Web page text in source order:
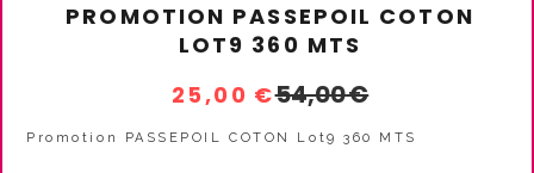
PROMOTION PASSEPOIL COTON
LOT9 360 MTS
25,00 €54,00€
Promotion PASSEPOIL COTON Lot9 360 MTS